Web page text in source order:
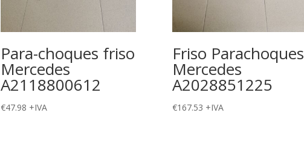
Para-choques friso
Mercedes
A2118800612
€47.98 +IVA
Friso Parachoques
Mercedes
A2028851225
€167.53 +IVA